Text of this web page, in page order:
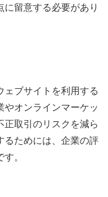
に留意する必要があり
ェブサイトを利用する
やオンラインマーケッ
正取引のリスクを減ら
るためには、企業の評
。